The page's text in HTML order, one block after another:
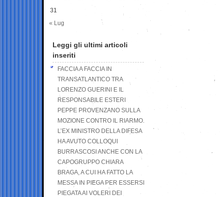
31
« Lug
Leggi gli ultimi articoli
inseriti
FACCIA A FACCIA IN
TRANSATLANTICO TRA
LORENZO GUERINI E IL
RESPONSABILE ESTERI
PEPPE PROVENZANO SULLA
MOZIONE CONTRO IL RIARMO.
L’EX MINISTRO DELLA DIFESA
HA AVUTO COLLOQUI
BURRASCOSI ANCHE CON LA
CAPOGRUPPO CHIARA
BRAGA, A CUI HA FATTO LA
MESSA IN PIEGA PER ESSERSI
PIEGATA AI VOLERI DEI